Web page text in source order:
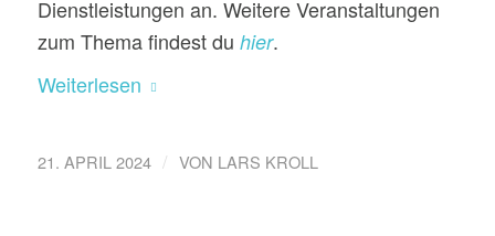
Dienstleistungen an. Weitere Veranstaltungen
zum Thema findest du hier.
Weiterlesen
21. APRIL 2024 / VON LARS KROLL